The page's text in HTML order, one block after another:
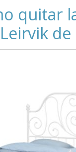
quitar
de